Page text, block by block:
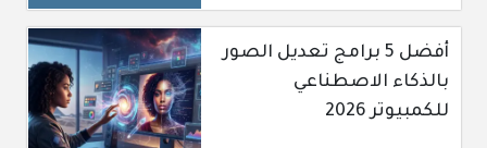
أفضل 5 برامج تعديل الصور
بالذكاء الاصطناعي
للكمبيوتر 2026